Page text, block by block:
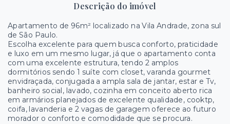
Descrição do imóvel
Apartamento de 96m² localizado na Vila Andrade, zona sul
de São Paulo.
Escolha excelente para quem busca conforto, praticidade
e luxo em um mesmo lugar, já que o apartamento conta
com uma excelente estrutura, tendo 2 amplos
dormitórios sendo 1 suíte com closet, varanda gourmet
envidraçada, conjugada a ampla sala de jantar, estar e Tv,
banheiro social, lavado, cozinha em conceito aberto rica
em armários planejados de excelente qualidade, cooktp,
coifa, lavanderia e 2 vagas de garagem oferece ao futuro
morador o conforto e comodidade que se procura.